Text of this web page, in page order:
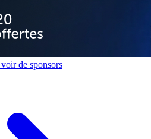
de sponsors